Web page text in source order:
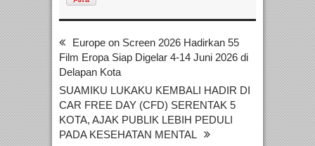
Europe on Screen 2026 Hadirkan 55
Film Eropa Siap Digelar 4-14 Juni 2026 di
Delapan Kota
SUAMIKU LUKAKU KEMBALI HADIR DI
CAR FREE DAY (CFD) SERENTAK 5
KOTA, AJAK PUBLIK LEBIH PEDULI
PADA KESEHATAN MENTAL